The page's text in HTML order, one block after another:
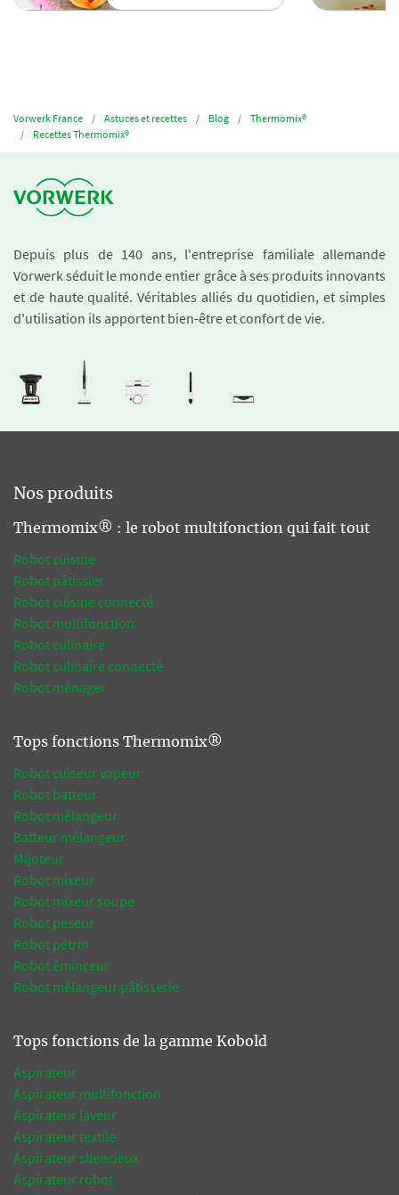
Vorwerk France Astuces et recettes Blog
Thermomix®
Recettes Thermomix®
Depuis plus de 140 ans, l'entreprise familiale allemande
Vorwerk séduit le monde entier grâce à ses produits innovants
et de haute qualité. Véritables alliés du quotidien, et simples
d'utilisation ils apportent bien-être et confort de vie.
Nos produits
Thermomix® : le robot multifonction qui fait tout
Robot cuisine
Robot pâtissier
Robot cuisine connecté
Robot multifonction
Robot culinaire
Robot culinaire connecté
Robot ménager
Tops fonctions Thermomix®
Robot cuiseur vapeur
Robot batteur
Robot mélangeur
Batteur mélangeur
Mijoteur
Robot mixeur
Robot mixeur soupe
Robot peseur
Robot pétrin
Robot éminceur
Robot mélangeur pâtisserie
Tops fonctions de la gamme Kobold
Aspirateur
Aspirateur multifonction
Aspirateur laveur
Aspirateur textile
Aspirateur silencieux
Aspirateur robot